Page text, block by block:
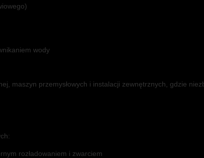
wody
maszyn przemysłowych i instalacji zewnętrznych, gdzie
rozładowaniem i zwarciem